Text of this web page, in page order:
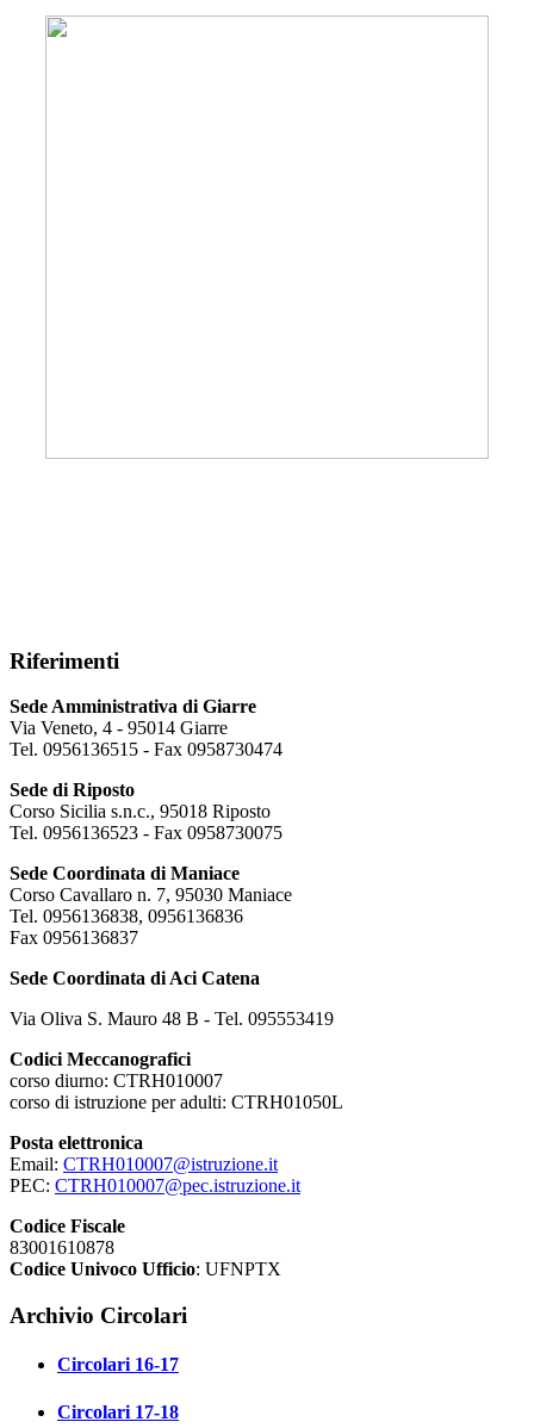
Riferimenti
Sede Amministrativa di Giarre
Via Veneto, 4 - 95014 Giarre
Tel. 0956136515 - Fax 0958730474
Sede di Riposto
Corso Sicilia s.n.c., 95018 Riposto
Tel. 0956136523 - Fax 0958730075
Sede Coordinata di Maniace
Corso Cavallaro n. 7, 95030 Maniace
Tel. 0956136838, 0956136836
Fax 0956136837
Sede Coordinata di Aci Catena
Via Oliva S. Mauro 48 B - Tel. 095553419
Codici Meccanografici
corso diurno: CTRH010007
corso di istruzione per adulti: CTRH01050L
Posta elettronica
Email: CTRH010007@istruzione.it
PEC: CTRH010007@pec.istruzione.it
Codice Fiscale
83001610878
Codice Univoco Ufficio: UFNPTX
Archivio Circolari
Circolari 16-17
Circolari 17-18